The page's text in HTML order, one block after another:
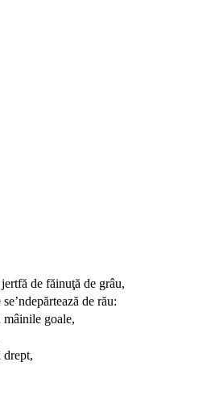
de făinuţă de grâu,
de rău:
mâinile goale,
drept,